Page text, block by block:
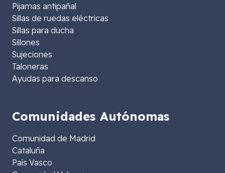
Pijamas antipañal
Sillas de ruedas eléctricas
Sillas para ducha
Sillones
Sujeciones
Taloneras
Ayudas para descanso
Comunidades Autónomas
Comunidad de Madrid
Cataluña
País Vasco